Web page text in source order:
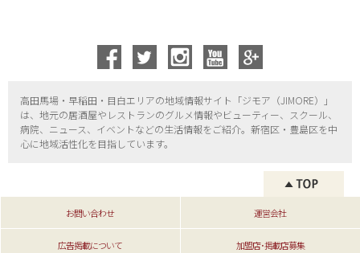
高田馬場・早稲田・目白エリアの地域情報サイト「ジモア（JIMORE）」
は、地元の居酒屋やレストランのグルメ情報やビューティー、
スクール、
病院、ニュース、イベントなどの生活情報をご紹介。新宿区・ 豊島区を中
心に地域活性化を目指しています。
お問い合わせ 運営会社
広告掲載について 加盟店･掲載店募集